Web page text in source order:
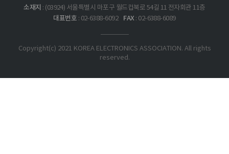
소재지 : (03924) 서울특별시 마포구 월드컵북로 54길 11 전자회관 11층
대표번호 : 02-6388-6092 FAX: 02-6388-6089
Copyright(c) 2021 KOREA ELECTRONICS ASSOCIATION. All rights
reserved.